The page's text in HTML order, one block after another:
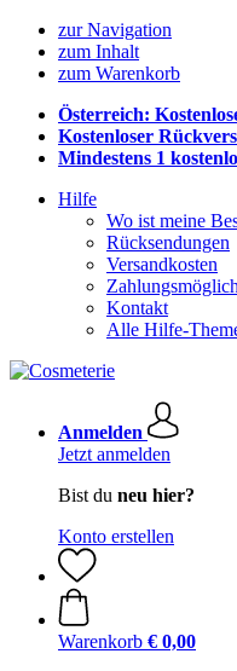
zur Navigation
zum Inhalt
zum Warenkorb
Österreich:
Kostenloser
Mindestens 1
Hilfe
Wo ist meine
Rücksendungen
Versandkosten
Kontakt
Alle Hilfe-
Anmelden
Jetzt anmelden
Bist du neu hier?
Konto erstellen
Warenkorb € 0,00